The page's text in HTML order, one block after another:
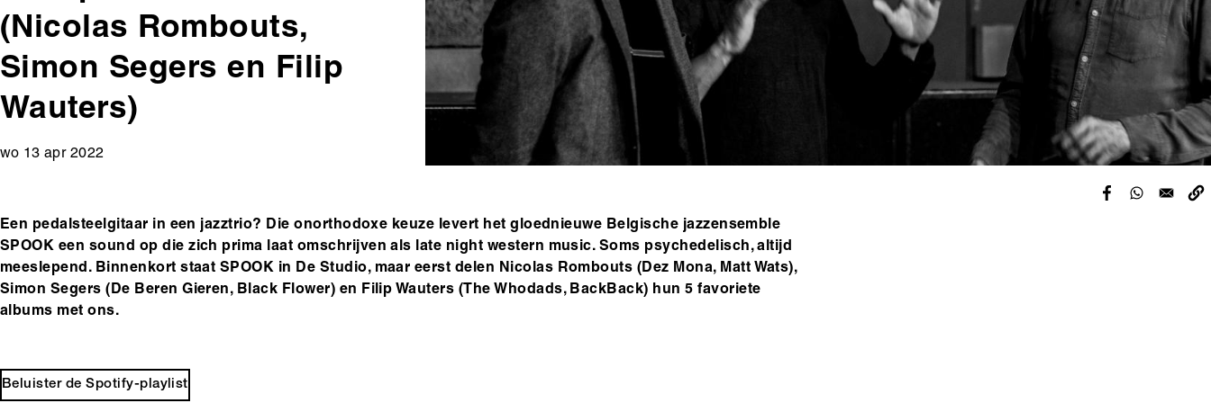
(Nicolas Rombouts,
Simon Segers en Filip
Wauters)
wo 13 apr 2022
Een pedalsteelgitaar in een jazztrio? Die onorthodoxe keuze levert het gloednieuwe Belgische jazzensemble
SPOOK een sound op die zich prima laat omschrijven als late night western music. Soms psychedelisch, altijd
meeslepend. Binnenkort staat SPOOK in De Studio, maar eerst delen Nicolas Rombouts (Dez Mona, Matt Wats),
Simon Segers (De Beren Gieren, Black Flower) en Filip Wauters (The Whodads, BackBack) hun 5 favoriete
albums met ons.
Beluister de Spotify-playlist